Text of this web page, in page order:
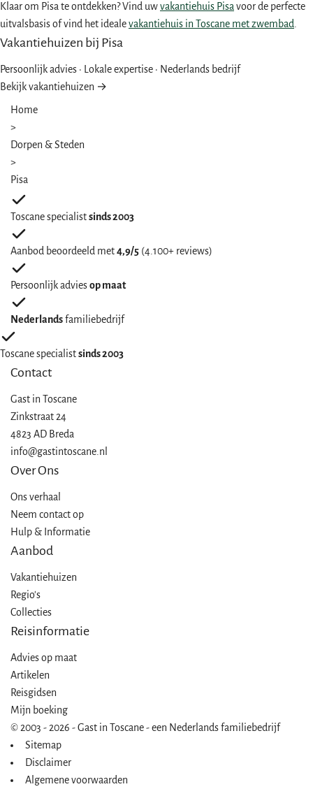
Klaar om Pisa te ontdekken? Vind uwvakantiehuis Pisavoor de perfecte
uitvalsbasis of vind het idealevakantiehuis in Toscane met zwembad.
Vakantiehuizen bij Pisa
Persoonlijk advies · Lokale expertise · Nederlands bedrijf
Bekijk vakantiehuizen →
Home
>
Dorpen & Steden
>
Pisa
Toscane specialistsinds 2003
Aanbod beoordeeld met4,9/5 (4.100+ reviews)
Persoonlijk adviesop maat
Nederlandsfamiliebedrijf
Toscane specialistsinds 2003
Contact
Gast in Toscane
Zinkstraat 24
4823 AD Breda
info@gastintoscane.nl
Over Ons
Ons verhaal
Neem contact op
Hulp & Informatie
Aanbod
Vakantiehuizen
Regio's
Collecties
Reisinformatie
Advies op maat
Artikelen
Reisgidsen
Mijn boeking
© 2003 - 2026 - Gast in Toscane - een Nederlands familiebedrijf
Sitemap
Disclaimer
Algemene voorwaarden